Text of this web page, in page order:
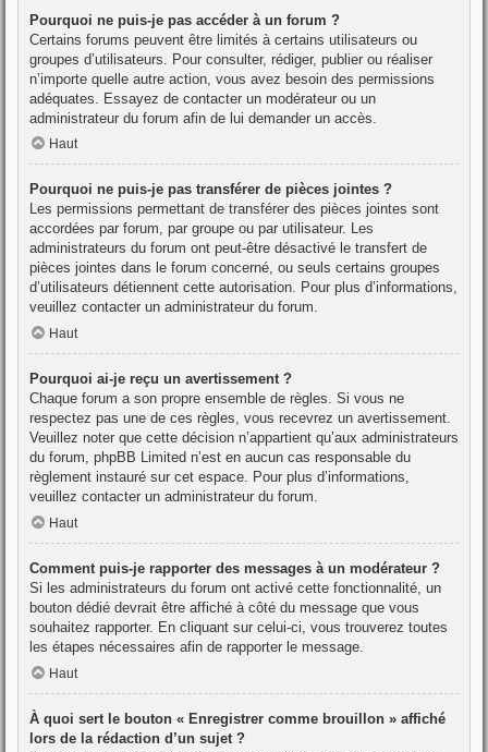
Pourquoi ne puis-je pas accéder à un forum ?
Certains forums peuvent être limités à certains utilisateurs ou
groupes d’utilisateurs. Pour consulter, rédiger, publier ou réaliser
n’importe quelle autre action, vous avez besoin des permissions
adéquates. Essayez de contacter un modérateur ou un
administrateur du forum afin de lui demander un accès.
Haut
Pourquoi ne puis-je pas transférer de pièces jointes ?
Les permissions permettant de transférer des pièces jointes sont
accordées par forum, par groupe ou par utilisateur. Les
administrateurs du forum ont peut-être désactivé le transfert de
pièces jointes dans le forum concerné, ou seuls certains groupes
d’utilisateurs détiennent cette autorisation. Pour plus d’informations,
veuillez contacter un administrateur du forum.
Haut
Pourquoi ai-je reçu un avertissement ?
Chaque forum a son propre ensemble de règles. Si vous ne
respectez pas une de ces règles, vous recevrez un avertissement.
Veuillez noter que cette décision n’appartient qu’aux administrateurs
du forum, phpBB Limited n’est en aucun cas responsable du
règlement instauré sur cet espace. Pour plus d’informations,
veuillez contacter un administrateur du forum.
Haut
Comment puis-je rapporter des messages à un modérateur ?
Si les administrateurs du forum ont activé cette fonctionnalité, un
bouton dédié devrait être affiché à côté du message que vous
souhaitez rapporter. En cliquant sur celui-ci, vous trouverez toutes
les étapes nécessaires afin de rapporter le message.
Haut
À quoi sert le bouton « Enregistrer comme brouillon » affiché
lors de la rédaction d’un sujet ?